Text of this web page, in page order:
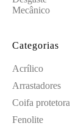
Categorias
Acrílico
Arrastadores
Coifa protetora
Fenolite